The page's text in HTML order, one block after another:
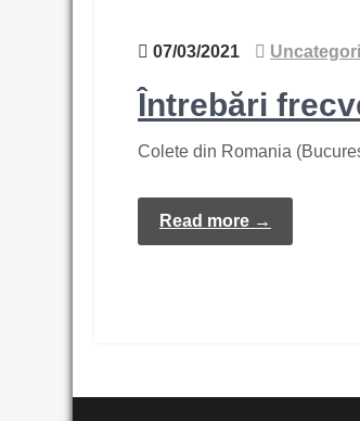
07/03/2021
Întrebări
Colete din Romania
Read more →